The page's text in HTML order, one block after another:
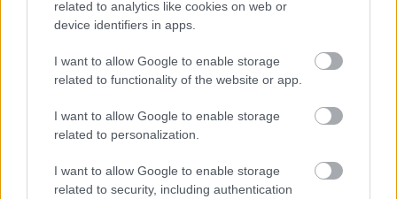
related to analytics like cookies on web or
device identifiers in apps.
I want to allow Google to enable storage
related to functionality of the website or app.
I want to allow Google to enable storage
related to personalization.
I want to allow Google to enable storage
related to security, including authentication